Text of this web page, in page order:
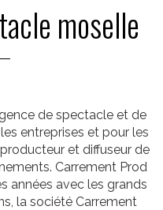
moselle
de spectacle et de
entreprises et pour les
et diffuseur de
Carrement Prod
années avec les grands
la société Carrement